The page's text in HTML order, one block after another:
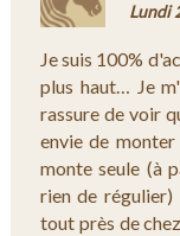
Lundi
Je suis 100%
plus haut… Je
rassure de voir
envie de
monte seule (à
rien de régulier)
tout près de